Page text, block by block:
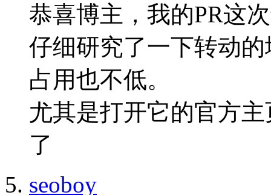
恭喜博主，我的PR这
仔细研究了一下转动
占用也不低。
尤其是打开它的官方
了
seoboy